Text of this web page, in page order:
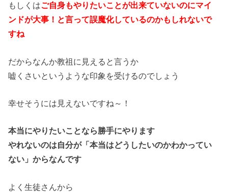
もしくはご自身もやりたいことが出来ていないのにマイ
ンドが大事！と言って誤魔化しているのかもしれないで
すね
だからなんか教祖に見えると言うか
嘘くさいというような印象を受けるのでしょう
幸せそうには見えないですね～！
本当にやりたいことなら勝手にやります
やれないのは自分が「本当はどうしたいのかわかってい
ない」からなんです
よく生徒さんから